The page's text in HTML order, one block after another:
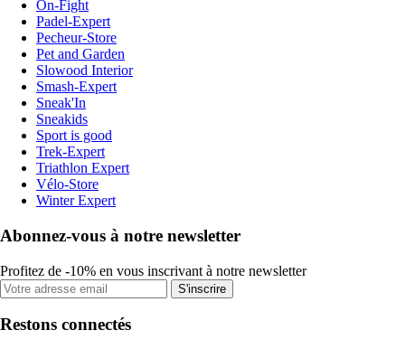
On-Fight
Padel-Expert
Pecheur-Store
Pet and Garden
Slowood Interior
Smash-Expert
Sneak'In
Sneakids
Sport is good
Trek-Expert
Triathlon Expert
Vélo-Store
Winter Expert
Abonnez-vous à notre newsletter
Profitez de -10% en vous inscrivant à notre newsletter
S'inscrire
Restons connectés